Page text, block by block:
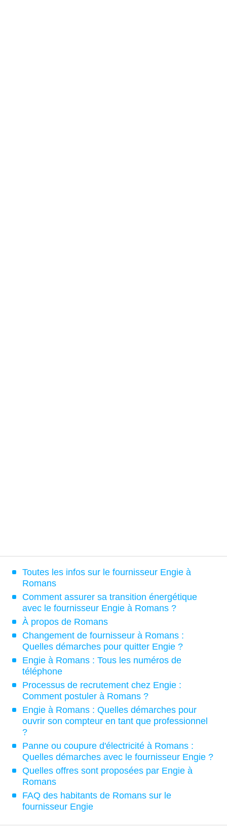
Toutes les infos sur le fournisseur Engie à
Romans
Comment assurer sa transition énergétique
avec le fournisseur Engie à Romans ?
À propos de Romans
Changement de fournisseur à Romans :
Quelles démarches pour quitter Engie ?
Engie à Romans : Tous les numéros de
téléphone
Processus de recrutement chez Engie :
Comment postuler à Romans ?
Engie à Romans : Quelles démarches pour
ouvrir son compteur en tant que professionnel
?
Panne ou coupure d'électricité à Romans :
Quelles démarches avec le fournisseur Engie ?
Quelles offres sont proposées par Engie à
Romans
FAQ des habitants de Romans sur le
fournisseur Engie